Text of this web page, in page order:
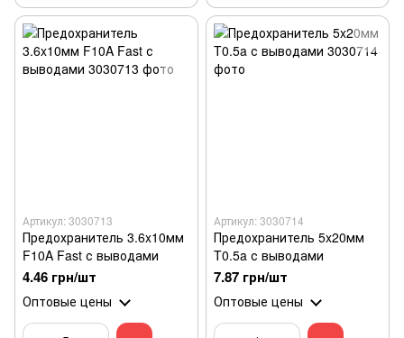
Артикул: 3030713
Предохранитель 3.6x10мм
F10A Fast с выводами
4.46 грн/шт
Оптовые цены
Артикул: 3030714
Предохранитель 5x20мм
T0.5a с выводами
7.87 грн/шт
Оптовые цены